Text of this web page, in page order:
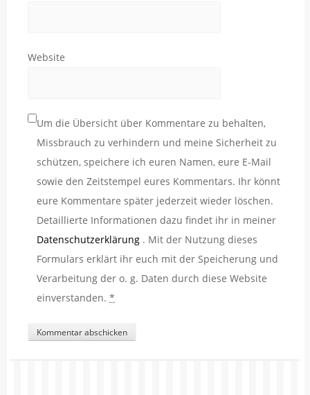
Website
Um die Übersicht über Kommentare zu behalten,
Missbrauch zu verhindern und meine Sicherheit zu
schützen, speichere ich euren Namen, eure E-Mail
sowie den Zeitstempel eures Kommentars. Ihr könnt
eure Kommentare später jederzeit wieder löschen.
Detaillierte Informationen dazu findet ihr in meiner
Datenschutzerklärung . Mit der Nutzung dieses
Formulars erklärt ihr euch mit der Speicherung und
Verarbeitung der o. g. Daten durch diese Website
einverstanden. *